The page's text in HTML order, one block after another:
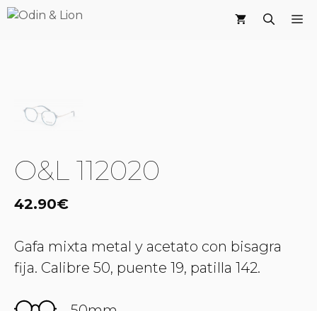
Saltar
O&L 112020
42.90€
Gafa mixta metal y acetato con bisagra
fija. Calibre 50, puente 19, patilla 142.